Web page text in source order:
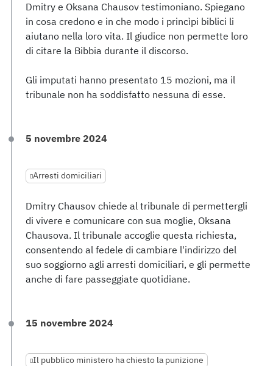
Dmitry e Oksana Chausov testimoniano. Spiegano
in cosa credono e in che modo i princìpi biblici li
aiutano nella loro vita. Il giudice non permette loro
di citare la Bibbia durante il discorso.
Gli imputati hanno presentato 15 mozioni, ma il
tribunale non ha soddisfatto nessuna di esse.
5 novembre 2024
Arresti domiciliari
Dmitry Chausov chiede al tribunale di permettergli
di vivere e comunicare con sua moglie, Oksana
Chausova. Il tribunale accoglie questa richiesta,
consentendo al fedele di cambiare l'indirizzo del
suo soggiorno agli arresti domiciliari, e gli permette
anche di fare passeggiate quotidiane.
15 novembre 2024
Il pubblico ministero ha chiesto la punizione